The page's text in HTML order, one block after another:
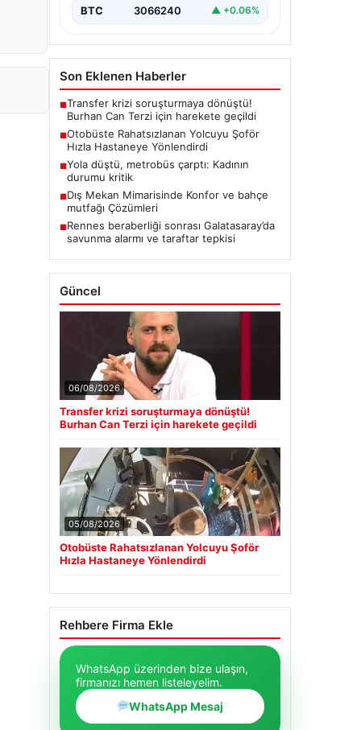
BTC 3066240 ▲ +0.06%
Son Eklenen Haberler
■Transfer krizi soruşturmaya dönüştü!
Burhan Can Terzi için harekete geçildi
■Otobüste Rahatsızlanan Yolcuyu Şoför
Hızla Hastaneye Yönlendirdi
■Yola düştü, metrobüs çarptı: Kadının
durumu kritik
■Dış Mekan Mimarisinde Konfor ve bahçe
mutfağı Çözümleri
■Rennes beraberliği sonrası Galatasaray’da
savunma alarmı ve taraftar tepkisi
Güncel
06/08/2026
Transfer krizi soruşturmaya dönüştü!
Burhan Can Terzi için harekete geçildi
05/08/2026
Otobüste Rahatsızlanan Yolcuyu Şoför
Hızla Hastaneye Yönlendirdi
Rehbere Firma Ekle
WhatsApp üzerinden bize ulaşın,
firmanızı hemen listeleyelim.
WhatsApp Mesaj